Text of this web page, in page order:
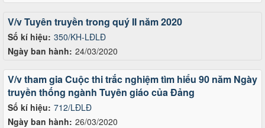
Số kí hiệu: 350/KH-LĐLĐ
Ngày ban hành: 24/03/2020
V/v Tuyên truyền trong quý II năm 2020
Số kí hiệu: 712/LĐLĐ
Ngày ban hành: 26/03/2020
V/v tham gia Cuộc thi trắc nghiệm tìm hiểu 90 năm Ngày
truyền thống ngành Tuyên giáo của Đảng